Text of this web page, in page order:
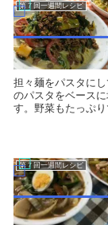
第７回一週間レシピ
担々麺をパスタに
のパスタをベース
す。野菜もたっぷ
第７回一週間レシピ